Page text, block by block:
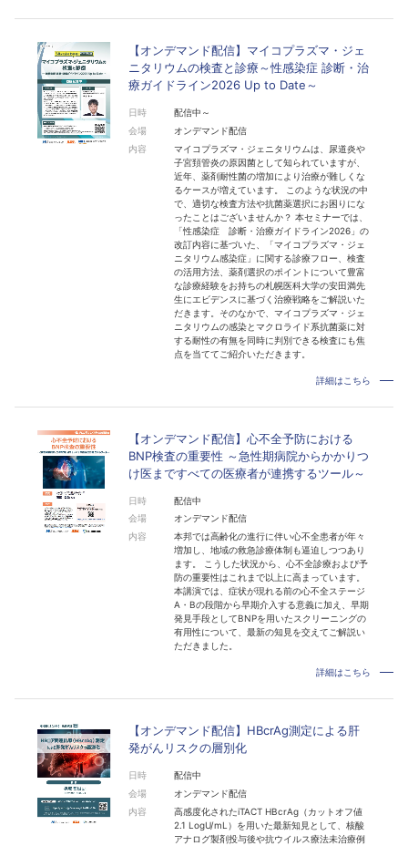
【オンデマンド配信】マイコプラズマ・ジェ
ニタリウムの検査と診療～性感染症 診断・治
療ガイドライン2026 Up to Date～
日時
配信中～
会場
オンデマンド配信
内容
マイコプラズマ・ジェニタリウムは、尿道炎や
子宮頚管炎の原因菌として知られていますが、
近年、薬剤耐性菌の増加により治療が難しくな
るケースが増えています。 このような状況の中
で、適切な検査方法や抗菌薬選択にお困りにな
ったことはございませんか？ 本セミナーでは、
「性感染症 診断・治療ガイドライン2026」の
改訂内容に基づいた、「マイコプラズマ・ジェ
ニタリウム感染症」に関する診療フロー、検査
の活用方法、薬剤選択のポイントについて豊富
な診療経験をお持ちの札幌医科大学の安田満先
生にエビデンスに基づく治療戦略をご解説いた
だきます。そのなかで、マイコプラズマ・ジェ
ニタリウムの感染とマクロライド系抗菌薬に対
する耐性の有無を同時に判別できる検査にも焦
点を当ててご紹介いただきます。
詳細はこちら
【オンデマンド配信】心不全予防における
BNP検査の重要性 ～急性期病院からかかりつ
け医まですべての医療者が連携するツール～
日時
配信中
会場
オンデマンド配信
内容
本邦では高齢化の進行に伴い心不全患者が年々
増加し、地域の救急診療体制も逼迫しつつあり
ます。 こうした状況から、心不全診療および予
防の重要性はこれまで以上に高まっています。
本講演では、症状が現れる前の心不全ステージ
A・Bの段階から早期介入する意義に加え、早期
発見手段としてBNPを用いたスクリーニングの
有用性について、最新の知見を交えてご解説い
ただきました。
詳細はこちら
【オンデマンド配信】HBcrAg測定による肝
発がんリスクの層別化
日時
配信中
会場
オンデマンド配信
内容
高感度化されたiTACT HBcrAg（カットオフ値
2.1 LogU/mL）を用いた最新知見として、核酸
アナログ製剤投与後や抗ウイルス療法未治療例